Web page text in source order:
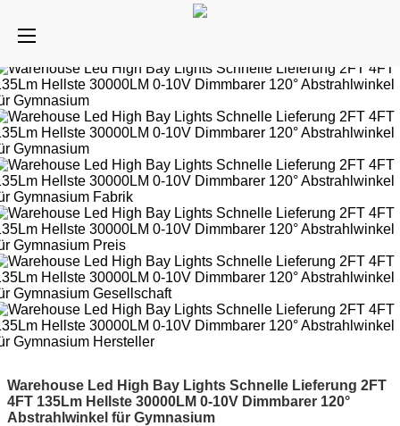
Warehouse Led High Bay Lights Schnelle Lieferung 2FT
4FT 135Lm Hellste 30000LM 0-10V Dimmbarer 120°
Abstrahlwinkel für Gymnasium